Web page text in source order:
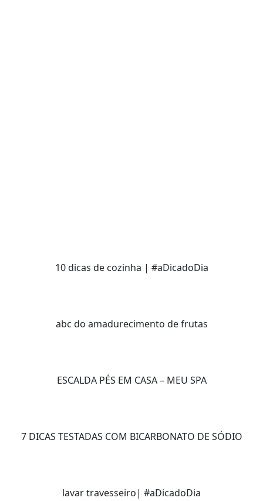
10 dicas de cozinha | #aDicadoDia
abc do amadurecimento de frutas
ESCALDA PÉS EM CASA – MEU SPA
7 DICAS TESTADAS COM BICARBONATO DE SÓDIO
lavar travesseiro| #aDicadoDia